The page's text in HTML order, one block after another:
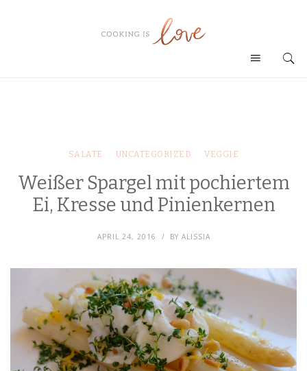
SALATE UNCATEGORIZED VEGGIE
Weißer Spargel mit pochiertem
Ei, Kresse und Pinienkernen
APRIL 24, 2016 BY ALISSIA